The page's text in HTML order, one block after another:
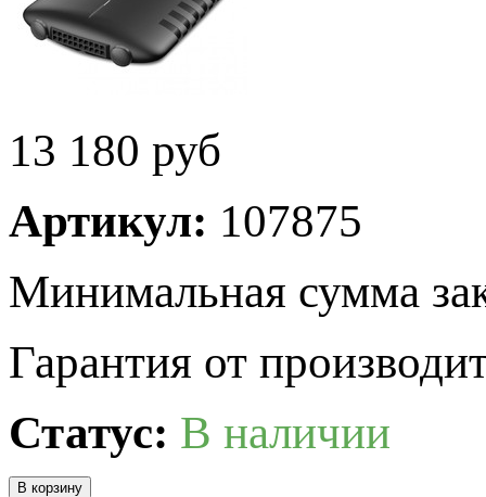
13 180 руб
Артикул: 107875
Минимальная сумма
Гарантия от
Статус: В наличии